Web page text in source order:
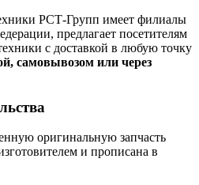
РСТ-Групп имеет филиалы
предлагает посетителям
с доставкой в любую точку
самовывозом или через
оригинальную запчасть
и прописана в